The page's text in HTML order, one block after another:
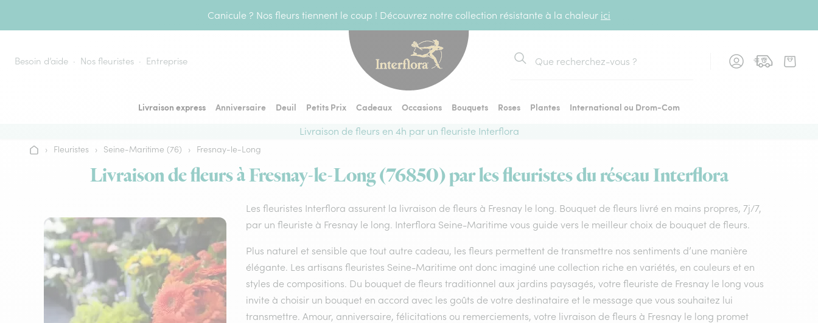
Canicule ? Nos fleurs tiennent le coup ! Découvrez notre collection résistante à la chaleur ici
Besoin d’aide Nos fleuristes Entreprise
Rechercher
Livraison express Anniversaire Deuil Petits Prix Cadeaux Occasions Bouquets Roses Plantes
International ou Drom-Com
Livraison de fleurs en 4h par un fleuriste Interflora
Accueil
› Fleuristes › Seine-Maritime (76) › Fresnay-le-Long
Livraison de fleurs à Fresnay-le-Long (76850) par les fleuristes du réseau Interflora
Les fleuristes Interflora assurent la livraison de fleurs à Fresnay le long. Bouquet de fleurs livré en mains propres, 7j/7,
par un fleuriste à Fresnay le long. Interflora Seine-Maritime vous guide vers le meilleur choix de bouquet de fleurs.
Plus naturel et sensible que tout autre cadeau, les fleurs permettent de transmettre nos sentiments d’une manière
élégante. Les artisans fleuristes Seine-Maritime ont donc imaginé une collection riche en variétés, en couleurs et en
styles de compositions. Du bouquet de fleurs traditionnel aux jardins paysagés, votre fleuriste de Fresnay le long vous
invite à choisir un bouquet en accord avec les goûts de votre destinataire et le message que vous souhaitez lui
transmettre. Amour, anniversaire, félicitations ou remerciements, votre livraison de fleurs à Fresnay le long promet